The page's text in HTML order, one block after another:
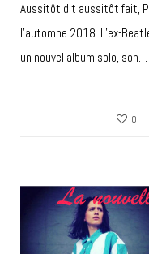
Aussitôt dit aussitôt fait,
l’automne 2018. L’ex-
un nouvel album solo, son…
0